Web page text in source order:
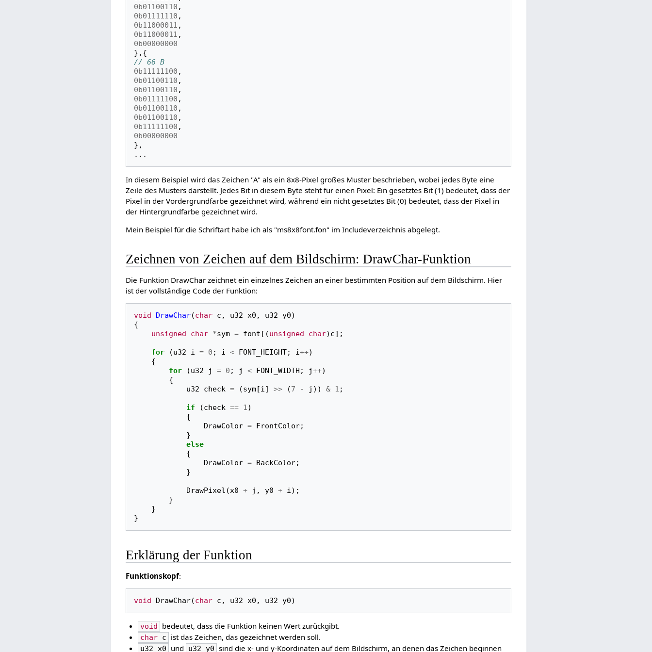
0b01100110 ,
0b01111110 ,
0b11000011 ,
0b11000011 ,
0b00000000
},{
// 66 B
0b11111100 ,
0b01100110 ,
0b01100110 ,
0b01111100 ,
0b01100110 ,
0b01100110 ,
0b11111100 ,
0b00000000
},
...
In diesem Beispiel wird das Zeichen "A" als ein 8x8-Pixel großes Muster beschrieben, wobei jedes Byte eine
Zeile des Musters darstellt. Jedes Bit in diesem Byte steht für einen Pixel: Ein gesetztes Bit (1) bedeutet, dass der
Pixel in der Vordergrundfarbe gezeichnet wird, während ein nicht gesetztes Bit (0) bedeutet, dass der Pixel in
der Hintergrundfarbe gezeichnet wird.
Mein Beispiel für die Schriftart habe ich als "ms8x8font.fon" im Includeverzeichnis abgelegt.
Zeichnen von Zeichen auf dem Bildschirm: DrawChar-Funktion
Die Funktion DrawChar zeichnet ein einzelnes Zeichen an einer bestimmten Position auf dem Bildschirm. Hier
ist der vollständige Code der Funktion:
void DrawChar(char c , u32 x0 , u32 y0)
{
unsigned
char *sym = font [(unsigned char) c];
for (u32 i = 0 ; i < FONT_HEIGHT; i++)
{
for
(u32 j = 0 ; j < FONT_WIDTH ; j++)
{
u32
check = (sym[i] >> (7 - j )) & 1 ;
if (check == 1)
{
DrawColor = FrontColor;
}
else
{
DrawColor = BackColor;
}
DrawPixel (x0 + j , y0 + i);
}
}
}
Erklärung der Funktion
Funktionskopf:
void DrawChar(char c , u32 x0 , u32 y0)
void bedeutet, dass die Funktion keinen Wert zurückgibt.
char c ist das Zeichen, das gezeichnet werden soll.
u32 x0 und u32 y0 sind die x- und y-Koordinaten auf dem Bildschirm, an denen das Zeichen beginnen